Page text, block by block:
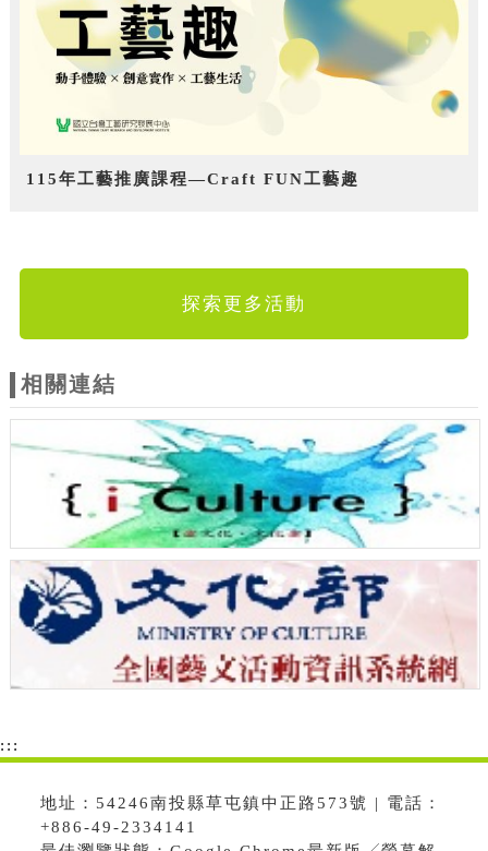
115年工藝推廣課程—Craft FUN工藝趣
探索更多活動
相關連結
:::
地址：54246南投縣草屯鎮中正路573號 | 電話：
+886-49-2334141